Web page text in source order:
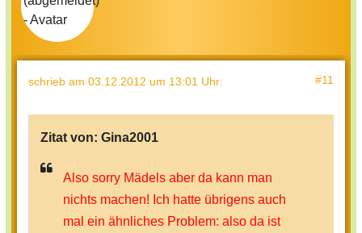
schrieb am 03.12.2012 um 13:01 Uhr: #11
Zitat von: Gina2001
Also sorry Mädels aber da kann man
nichts machen! Ich hatte übrigens auch
mal ein ähnliches Problem: also da ist